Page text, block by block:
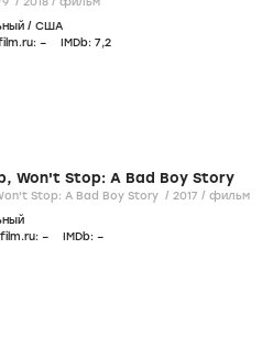
/ США
– IMDb: 7,2
Won't Stop: A Bad Boy Story
Can't Stop, Won't Stop: A Bad Boy Story / 2017 / фильм
film.ru: – IMDb: –